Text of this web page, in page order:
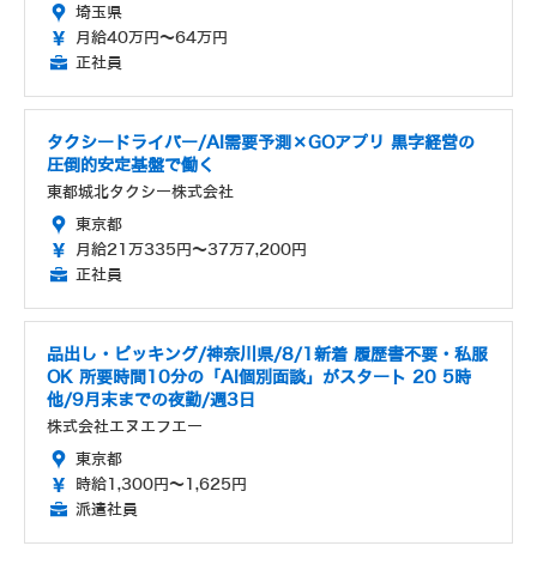
埼玉県
月給40万円～64万円
正社員
タクシードライバー/AI需要予測×GOアプリ 黒字経営の
圧倒的安定基盤で働く
東都城北タクシー株式会社
東京都
月給21万335円～37万7,200円
正社員
品出し・ピッキング/神奈川県/8/1新着 履歴書不要・私服
OK 所要時間10分の「AI個別面談」がスタート 20 5時
他/9月末までの夜勤/週3日
株式会社エヌエフエー
東京都
時給1,300円～1,625円
派遣社員